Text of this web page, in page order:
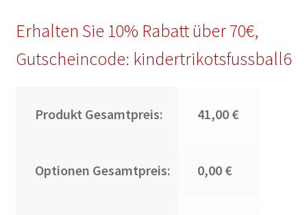
Erhalten Sie 10% Rabatt über 70€,
Gutscheincode: kindertrikotsfussball6
Produkt Gesamtpreis: 41,00 €
Optionen Gesamtpreis: 0,00 €